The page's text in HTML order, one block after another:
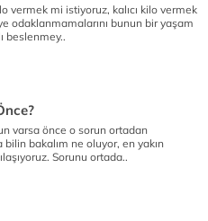
vermek mi istiyoruz, kalıcı kilo vermek
odaklanmamalarını bunun bir yaşam
beslenmey..
varsa önce o sorun ortadan
bilin bakalım ne oluyor, en yakın
Sorunu ortada..